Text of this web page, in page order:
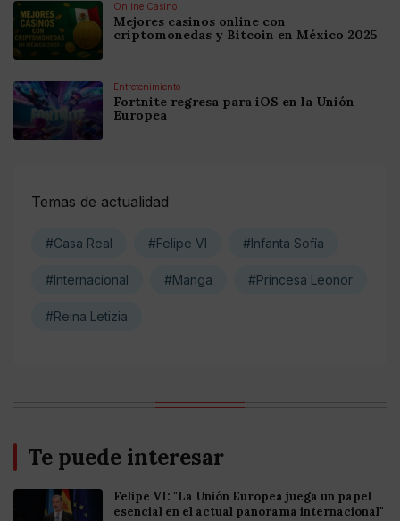
Online Casino
Mejores casinos online con
criptomonedas y Bitcoin en México 2025
Entretenimiento
Fortnite regresa para iOS en la Unión
Europea
Temas de actualidad
#Casa Real #Felipe VI #Infanta Sofía
#Internacional #Manga #Princesa Leonor
#Reina Letizia
Te puede interesar
Felipe VI: "La Unión Europea juega un papel
esencial en el actual panorama internacional"